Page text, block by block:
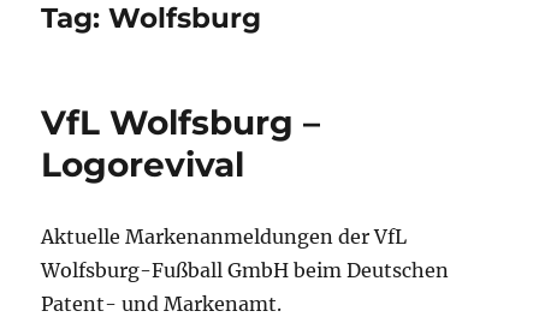
Tag:Wolfsburg
VfL Wolfsburg –
Logorevival
Aktuelle Markenanmeldungen der VfL
Wolfsburg-Fußball GmbH beim Deutschen
Patent- und Markenamt.